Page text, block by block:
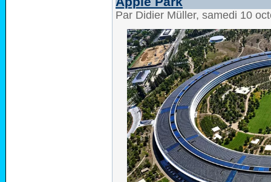
Par Didier Müller, samedi 10